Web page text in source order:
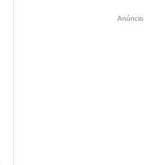
Anúncio